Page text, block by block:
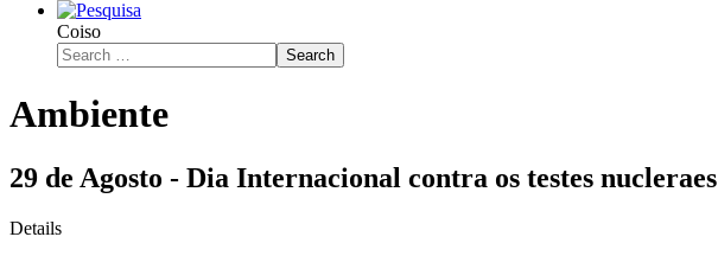
Coiso
Search
Ambiente
29 de Agosto - Dia Internacional contra os testes nucleraes
Details